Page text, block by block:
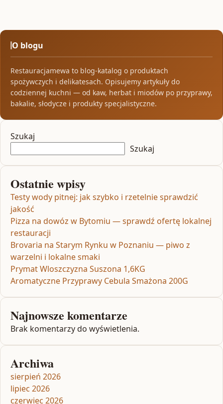
O blogu
Restauracjamewa to blog-katalog o produktach
spożywczych i delikatesach. Opisujemy artykuły do
codziennej kuchni — od kaw, herbat i miodów po przyprawy,
bakalie, słodycze i produkty specjalistyczne.
Szukaj
Szukaj
Ostatnie wpisy
Testy wody pitnej: jak szybko i rzetelnie sprawdzić
jakość
Pizza na dowóz w Bytomiu — sprawdź ofertę lokalnej
restauracji
Brovaria na Starym Rynku w Poznaniu — piwo z
warzelni i lokalne smaki
Prymat Wloszczyzna Suszona 1,6KG
Aromatyczne Przyprawy Cebula Smażona 200G
Najnowsze komentarze
Brak komentarzy do wyświetlenia.
Archiwa
sierpień 2026
lipiec 2026
czerwiec 2026